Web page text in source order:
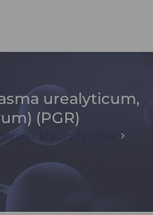
urealyticum,
(PGR)
ir kraujo tyrimai